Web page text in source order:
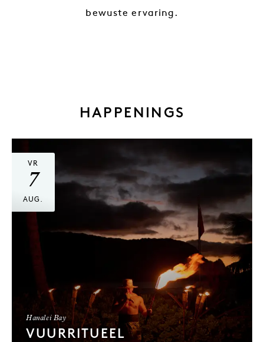
bewuste ervaring.
HAPPENINGS
VR
7
AUG.
Hanalei Bay
VUURRITUEEL